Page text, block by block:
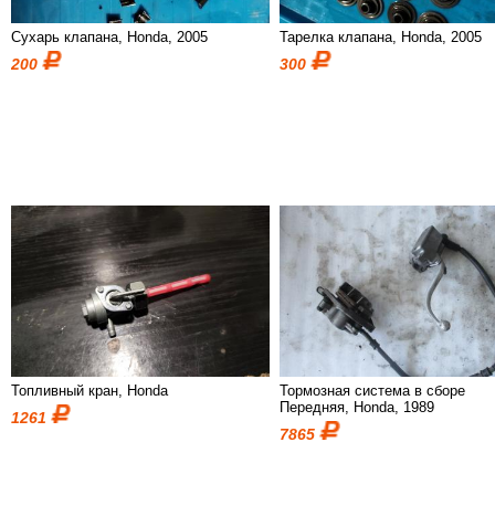
Сухарь клапана, Honda, 2005
200
Тарелка клапана, Honda, 2005
300
Топливный кран, Honda
1261
Тормозная система в сборе
Передняя, Honda, 1989
7865